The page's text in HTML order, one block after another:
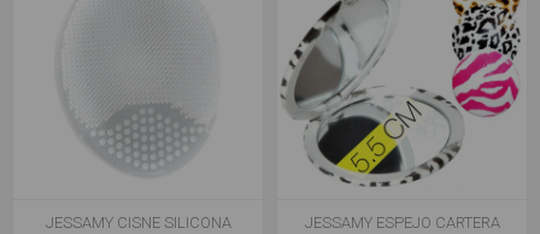
JESSAMY CISNE SILICONA
JESSAMY ESPEJO CARTERA